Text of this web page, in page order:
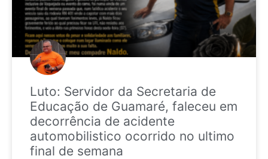
Luto: Servidor da Secretaria de
Educação de Guamaré, faleceu em
decorrência de acidente
automobilistico ocorrido no ultimo
final de semana